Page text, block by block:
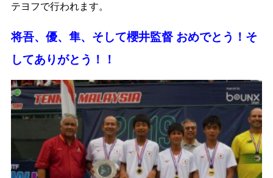
テヨフで行われます。
将吾、優、隼、そして櫻井監督 おめでとう！そ
してありがとう！！